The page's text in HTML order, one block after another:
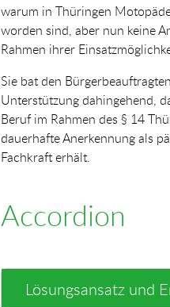
warum in Thüringen
worden sind, aber nun keine
Rahmen ihrer
Sie bat den
Unterstützung dahingehend,
Beruf im Rahmen des § 14
dauerhafte Anerkennung als
Fachkraft erhält.
Accordion
Lösungsansatz und